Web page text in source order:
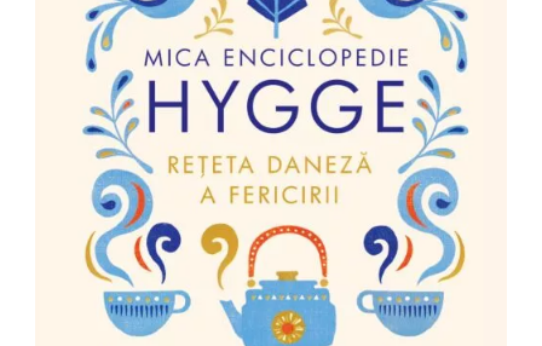
Hobby si craft
Inteligenta emotionala
Limbi străine
Muzicale
Știință si natură